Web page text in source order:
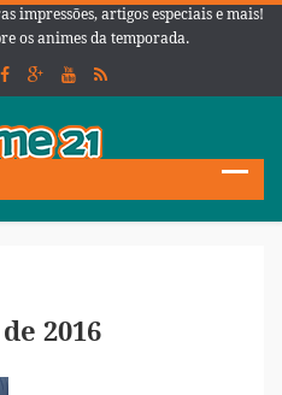
impressões, artigos especiais e mais!
os animes da temporada.
2016